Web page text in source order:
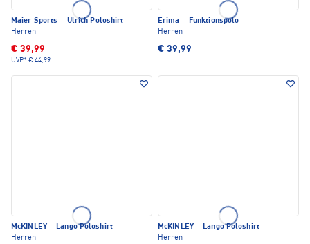
Maier Sports · Ulrich Poloshirt
Herren
€ 39,99
UVP* € 44,99
Erima · Funktionspolo
Herren
€ 39,99
McKINLEY · Lango Poloshirt
Herren
McKINLEY · Lango Poloshirt
Herren